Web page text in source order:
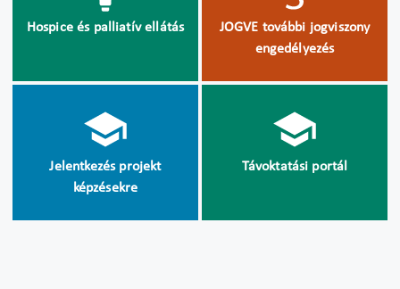
Hospice és palliatív ellátás
JOGVE további jogviszony
engedélyezés
Jelentkezés projekt
képzésekre
Távoktatási portál